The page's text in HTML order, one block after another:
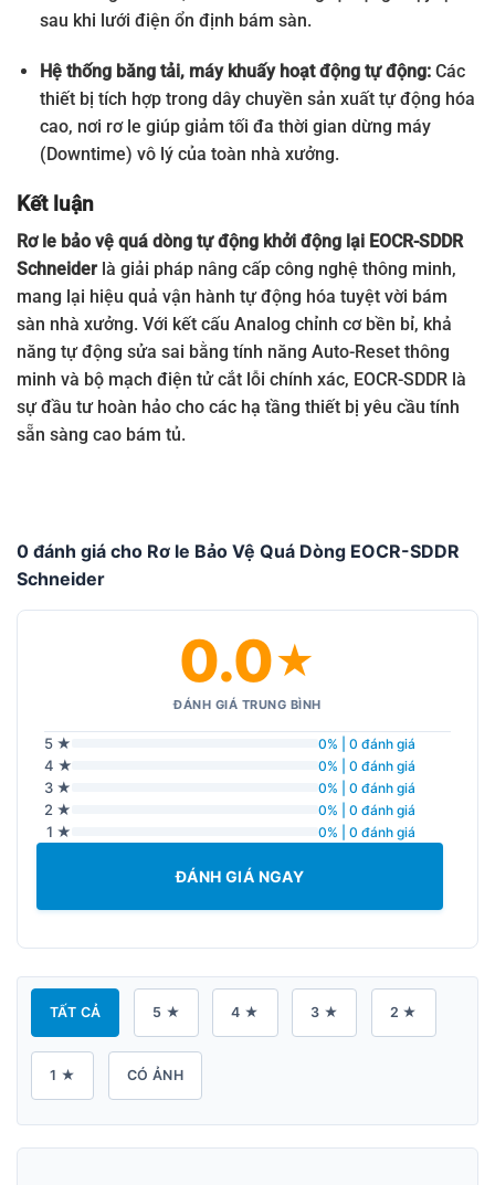
sau khi lưới điện ổn định bám sàn.
Hệ thống băng tải, máy khuấy hoạt động tự động:Các
thiết bị tích hợp trong dây chuyền sản xuất tự động hóa
cao, nơi rơ le giúp giảm tối đa thời gian dừng máy
(Downtime) vô lý của toàn nhà xưởng.
Kết luận
Rơ le bảo vệ quá dòng tự động khởi động lại EOCR-SDDR
Schneider là giải pháp nâng cấp công nghệ thông minh,
mang lại hiệu quả vận hành tự động hóa tuyệt vời bám
sàn nhà xưởng. Với kết cấu Analog chỉnh cơ bền bỉ, khả
năng tự động sửa sai bằng tính năng Auto-Reset thông
minh và bộ mạch điện tử cắt lỗi chính xác, EOCR-SDDR là
sự đầu tư hoàn hảo cho các hạ tầng thiết bị yêu cầu tính
sẵn sàng cao bám tủ.
0 đánh giá cho Rơ le Bảo Vệ Quá Dòng EOCR-SDDR
Schneider
0.0★
ĐÁNH GIÁ TRUNG BÌNH
5 ★ 0% | 0 đánh giá
4 ★ 0% | 0 đánh giá
3 ★ 0% | 0 đánh giá
2 ★ 0% | 0 đánh giá
1 ★ 0% | 0 đánh giá
ĐÁNH GIÁ NGAY
TẤT CẢ 5 ★ 4 ★ 3 ★ 2 ★
1 ★ CÓ ẢNH